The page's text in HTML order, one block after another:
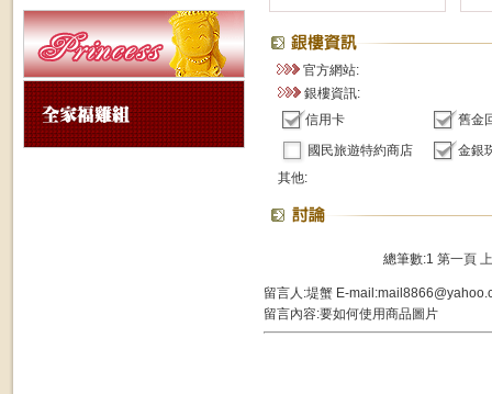
官方網站:
銀樓資訊:
信用卡
舊金
國民旅遊特約商店
金銀
其他:
總筆數:1 第一頁
留言人:堤蟹 E-
留言內容:要如何使用商品圖片